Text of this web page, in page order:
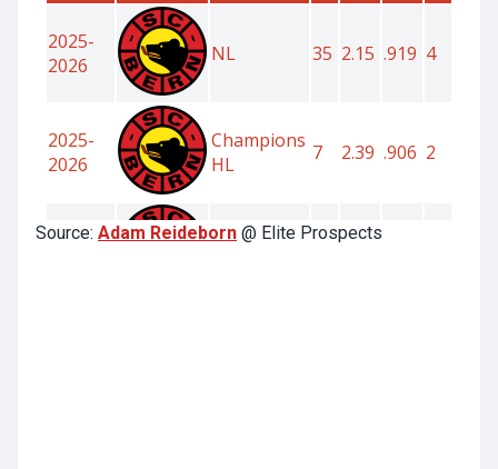
Source: Adam Reideborn @ Elite Prospects